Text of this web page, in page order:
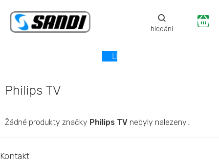
obsah
Philips TV
Žádné produkty značky Philips TV nebyly nalezeny...
á
Kontakt